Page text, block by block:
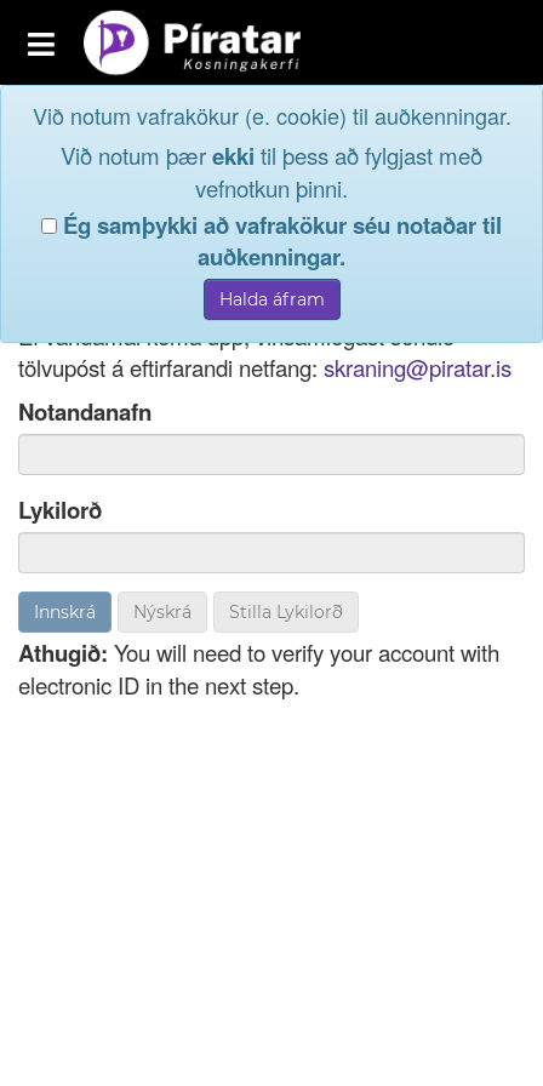
Toggle
navigation
Aðildarfélög
Innskrá
Við notum vafrakökur (e. cookie) til auðkenningar.
Við notum þærekki til þess að fylgjast með
vefnotkun þinni.
Ég samþykki að vafrakökur séu notaðar til
auðkenningar.
Innskráog taktu þátt í
lýðræðinu...
Ef þú hefur gleymt notendanafni þínu, þá má einnig
nota netfang eða kennitölu til innskráningar.
Ef vandamál koma upp, vinsamlegast sendið
tölvupóst á eftirfarandi netfang: skraning@piratar.is
Notandanafn
Lykilorð
Nýskrá Stilla Lykilorð
Athugið: You will need to verify your account with
electronic ID in the next step.